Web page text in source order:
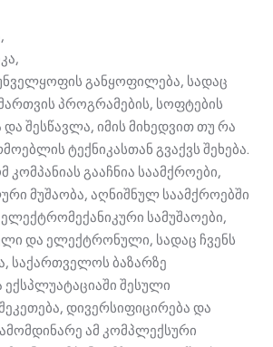
განყოფილება, სადაც
პროგრამების, სოფტების
და შესწავლა, იმის მიხედვით თუ რა
ტექნიკასთან გვაქვს შეხება.
კომპანიას გააჩნია საამქროები,
მუშაობა, აღნიშნულ საამქროებში
სამუშაოები,
და ელექტრონული, სადაც ჩვენს
საქართველოს ბაზარზე
შესული
დივერსიფიცირება და
ამ კომპლექსური